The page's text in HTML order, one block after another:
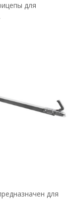
для
для